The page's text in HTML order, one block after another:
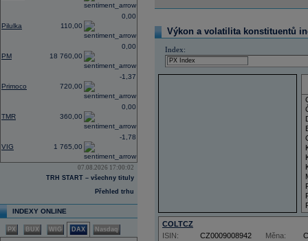
Pilulka 110,00
0,00
PM 18 760,00
0,00
Primoco 720,00
-1,37
TMR 360,00
0,00
VIG 1 765,00
-1,78
07.08.2026 17:00:02
TRH START – všechny tituly
Přehled trhu
INDEXY ONLINE
PX BUX WIG DAX Nasdaq
Výkon a volatilita konstituentů
Index:
COLTCZ
ISIN: CZ0009008942 Měna: